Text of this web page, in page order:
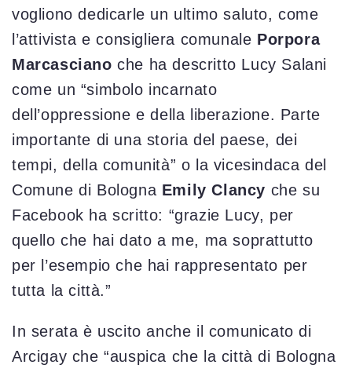
vogliono dedicarle un ultimo saluto, come
l’attivista e consigliera comunale Porpora
Marcasciano che ha descritto Lucy Salani
come un “simbolo incarnato
dell’oppressione e della liberazione. Parte
importante di una storia del paese, dei
tempi, della comunità” o la vicesindaca del
Comune di Bologna Emily Clancy che su
Facebook ha scritto: “grazie Lucy, per
quello che hai dato a me, ma soprattutto
per l’esempio che hai rappresentato per
tutta la città.”
In serata è uscito anche il comunicato di
Arcigay che “auspica che la città di Bologna